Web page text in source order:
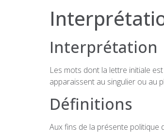
Interprétation
Les mots dont la lettre initiale
apparaissent au singulier ou au
Définitions
Aux fins de la présente politique